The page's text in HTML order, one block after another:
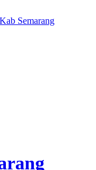
Semarang